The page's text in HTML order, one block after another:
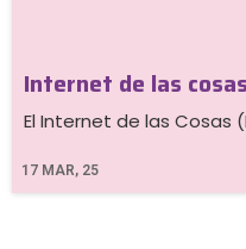
Internet de las
17 MAR, 25
El Internet de las Cosas